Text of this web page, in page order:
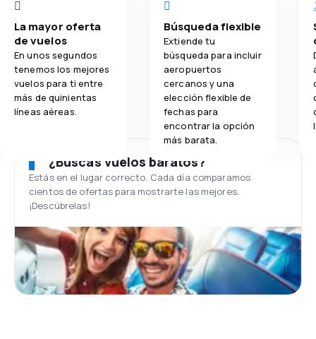
La mayor oferta
de vuelos
En unos segundos
tenemos los mejores
vuelos para ti entre
más de quinientas
líneas aéreas.
Búsqueda flexible
Extiende tu
búsqueda para incluir
aeropuertos
cercanos y una
elección flexible de
fechas para
encontrar la opción
más barata.
¿Buscas vuelos baratos?
Estás en el lugar correcto. Cada día comparamos
cientos de ofertas para mostrarte las mejores.
¡Descúbrelas!